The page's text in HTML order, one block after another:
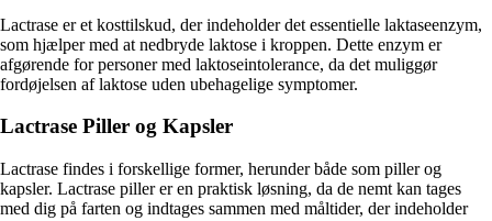
Lactrase er et kosttilskud, der indeholder det essentielle laktaseenzym,
som hjælper med at nedbryde laktose i kroppen. Dette enzym er
afgørende for personer med laktoseintolerance, da det muliggør
fordøjelsen af laktose uden ubehagelige symptomer.
Lactrase Piller og Kapsler
Lactrase findes i forskellige former, herunder både som piller og
kapsler. Lactrase piller er en praktisk løsning, da de nemt kan tages
med dig på farten og indtages sammen med måltider, der indeholder